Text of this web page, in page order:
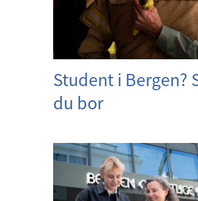
Student i Bergen?
du bor